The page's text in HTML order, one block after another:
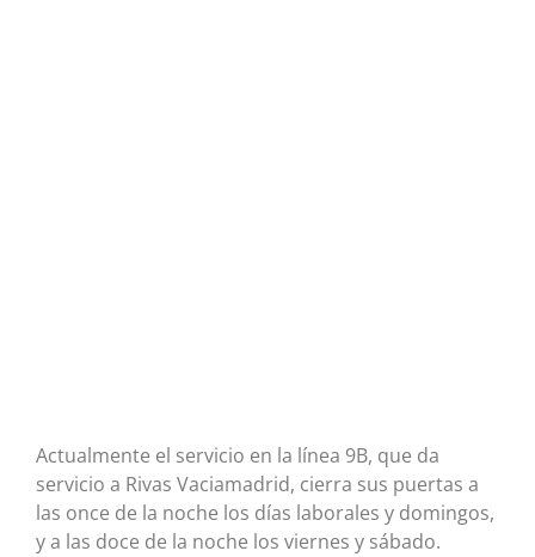
Actualmente el servicio en la línea 9B, que da
servicio a Rivas Vaciamadrid, cierra sus puertas a
las once de la noche los días laborales y domingos,
y a las doce de la noche los viernes y sábado.